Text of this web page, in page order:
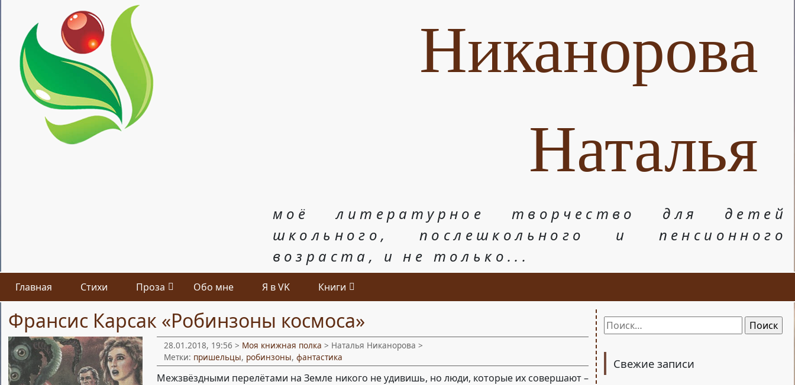
Никанорова
Наталья
моё литературное творчество для детей
школьного, послешкольного и пенсионного
возраста, и не только...
Главная Стихи Проза Обо мне Я в VK Книги
Франсис Карсак «Робинзоны космоса»
28.01.2018, 19:56 > Моя книжная полка > Наталья Никанорова >
Метки: пришельцы, робинзоны,фантастика
Межзвёздными перелётами на Земле никого не удивишь, но люди, которые их совершают –
Найти:
Свежие записи